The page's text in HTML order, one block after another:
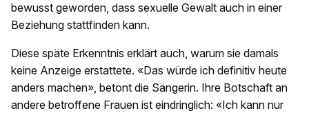
bewusst geworden, dass sexuelle Gewalt auch in einer
Beziehung stattfinden kann.
Diese späte Erkenntnis erklärt auch, warum sie damals
keine Anzeige erstattete. «Das würde ich definitiv heute
anders machen», betont die Sängerin. Ihre Botschaft an
andere betroffene Frauen ist eindringlich: «Ich kann nur